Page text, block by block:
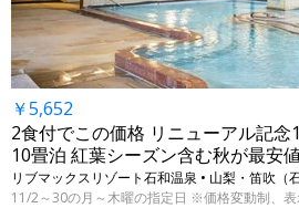
￥5,652
2食付でこの価格 リニューアル記念
10畳泊 紅葉シーズン含む秋が最安値
リブマックスリゾート石和温泉 • 山梨・笛吹（
11/2～30の月～木曜の指定日 ※価格変動制、